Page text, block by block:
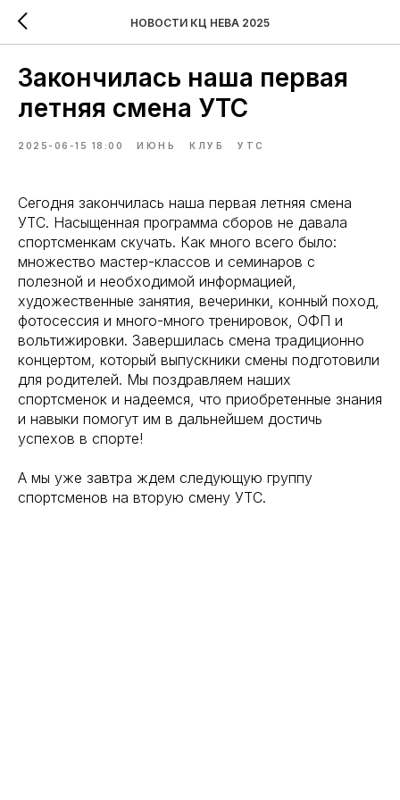
НОВОСТИ КЦ НЕВА 2025
Закончилась наша первая
летняя смена УТС
2025-06-15 18:00 ИЮНЬ КЛУБ УТС
Сегодня закончилась наша первая летняя смена
УТС. Насыщенная программа сборов не давала
спортсменкам скучать. Как много всего было:
множество мастер-классов и семинаров с
полезной и необходимой информацией,
художественные занятия, вечеринки, конный поход,
фотосессия и много-много тренировок, ОФП и
вольтижировки. Завершилась смена традиционно
концертом, который выпускники смены подготовили
для родителей. Мы поздравляем наших
спортсменок и надеемся, что приобретенные знания
и навыки помогут им в дальнейшем достичь
успехов в спорте!
А мы уже завтра ждем следующую группу
спортсменов на вторую смену УТС.